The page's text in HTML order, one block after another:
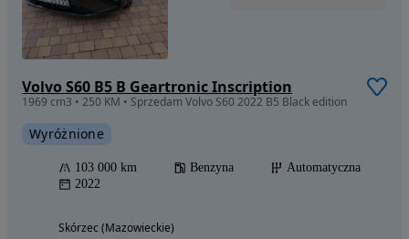
Volvo S60 B5 B Geartronic Inscription
1969 cm3 • 250 KM • Sprzedam Volvo S60 2022 B5 Black edition
Wyróżnione
103 000 km Benzyna
Automatyczna
2022
Skórzec (Mazowieckie)